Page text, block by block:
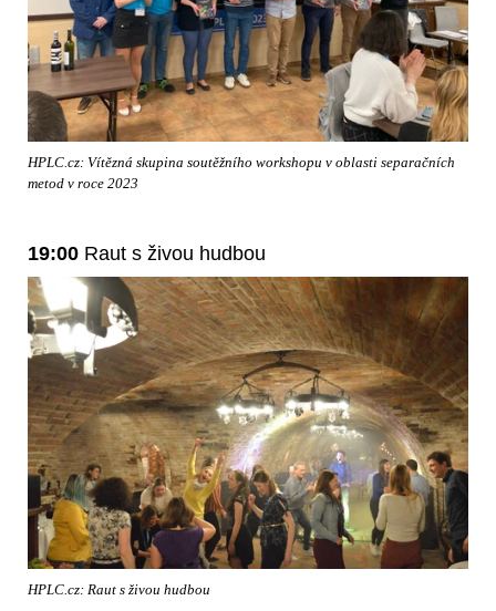
HPLC.cz: Vítězná skupina soutěžního workshopu v oblasti separačních
metod v roce 2023
19:00 Raut s živou hudbou
HPLC.cz: Raut s živou hudbou